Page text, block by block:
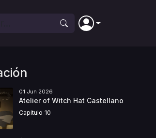
01 Jun 2026
Atelier of Witch Hat Castellano
Capitulo 10